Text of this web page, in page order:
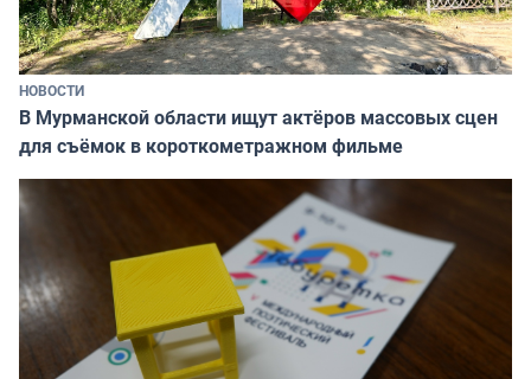
НОВОСТИ
В Мурманской области ищут актёров массовых сцен
для съёмок в короткометражном фильме